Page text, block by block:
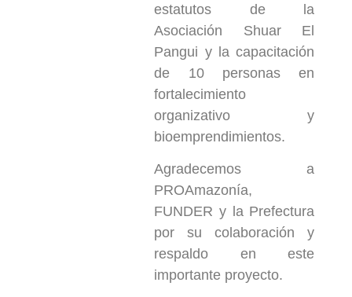
estatutos de la
Asociación Shuar El
Pangui y la capacitación
de 10 personas en
fortalecimiento
organizativo y
bioemprendimientos.
Agradecemos a
PROAmazonía,
FUNDER y la Prefectura
por su colaboración y
respaldo en este
importante proyecto.